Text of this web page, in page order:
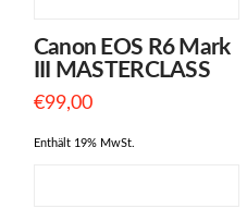
Canon EOS R6 Mark
III MASTERCLASS
€99,00
Enthält 19% MwSt.